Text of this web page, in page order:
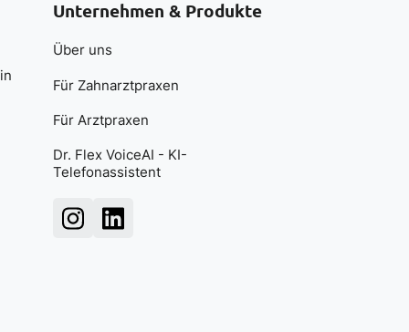
Unternehmen & Produkte
Über uns
Für Zahnarztpraxen
Für Arztpraxen
Dr. Flex VoiceAI - KI-
Telefonassistent